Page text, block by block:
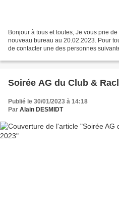
Bonjour à tous et toutes, Je vous prie
nouveau bureau au 20.02.2023. Pour
de contacter une des personnes
Soirée AG du Club &
Publié le 30/01/2023 à 14:18
Par Alain DESMIDT